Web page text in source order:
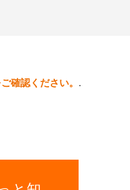
確認ください。 .